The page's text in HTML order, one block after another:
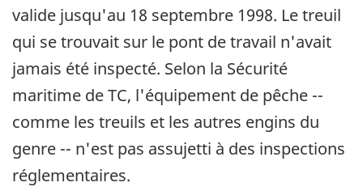
valide jusqu'au 18 septembre 1998. Le treuil
qui se trouvait sur le pont de travail n'avait
jamais été inspecté. Selon la Sécurité
maritime de TC, l'équipement de pêche --
comme les treuils et les autres engins du
genre -- n'est pas assujetti à des inspections
réglementaires.